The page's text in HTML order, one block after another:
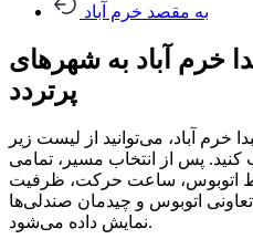
به مقصد خرم آباد
خرم آباد به شهرهای
پرتردد
خرم آباد، می‌توانید از لیست زیر
کنید. پس از انتخاب مسیر، تمامی
اتوبوس، ساعت حرکت، ظرفیت
اتوبوس و چیدمان صندلی‌ها
نمایش داده می‌شود.